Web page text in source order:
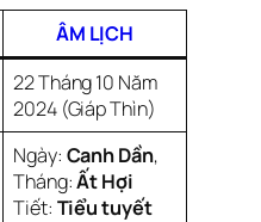
ÂM LỊCH
22 Tháng 10 Năm
2024 (Giáp Thìn)
Ngày: Canh Dần,
Tháng:Ất Hợi
Tiết: Tiểu tuyết